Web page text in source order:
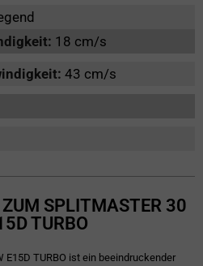
18 cm/s
43 cm/s
SPLITMASTER 30
TURBO
E15D TURBO ist ein beeindruckender